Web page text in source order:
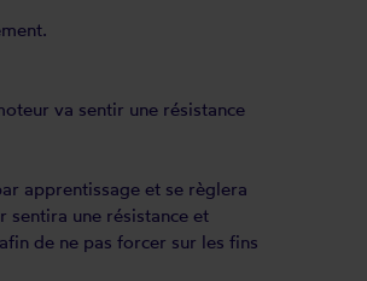
va sentir une résistance
apprentissage et se règlera
une résistance et
de ne pas forcer sur les fins